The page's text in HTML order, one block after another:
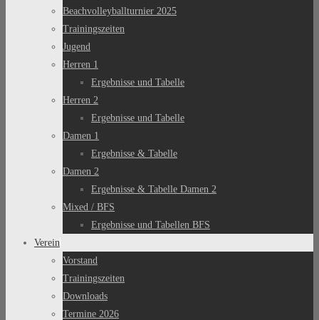
Beachvolleyballturnier 2025
Trainingszeiten
Jugend
Herren 1
Ergebnisse und Tabelle
Herren 2
Ergebnisse und Tabelle
Damen 1
Ergebnisse & Tabelle
Damen 2
Ergebnisse & Tabelle Damen 2
Mixed / BFS
Ergebnisse und Tabellen BFS
Verein
Vorstand
Trainingszeiten
Downloads
Termine 2026